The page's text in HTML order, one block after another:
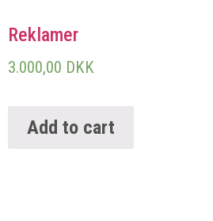
Reklamer
3.000,00 DKK
Add to cart